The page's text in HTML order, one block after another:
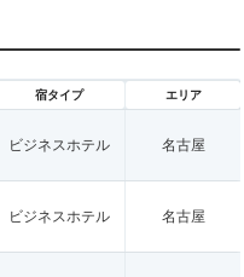
宿タイプ エリア
ビジネスホテル 名古屋
ビジネスホテル 名古屋